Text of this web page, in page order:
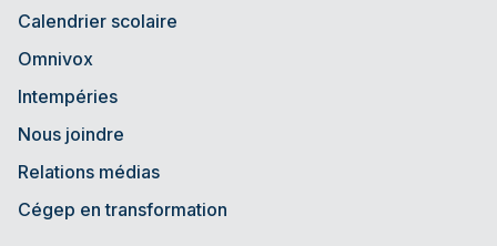
Calendrier scolaire
Omnivox
Intempéries
Nous joindre
Relations médias
Cégep en transformation